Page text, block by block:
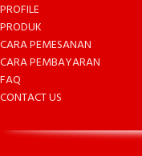
PROFILE
PRODUK
CARA PEMESANAN
CARA PEMBAYARAN
FAQ
CONTACT US